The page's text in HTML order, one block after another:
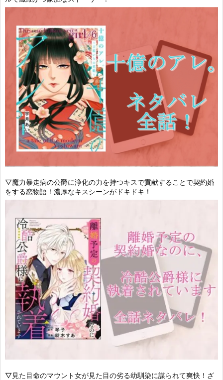
▽魔力暴走病の公爵に浄化の力を持つキスで貢献することで契約婚
をする恋物語！濃厚なキスシーンがドキドキ！
▽見た目命のマウント女が見た目の劣る幼馴染に謀られて爽快！ざ